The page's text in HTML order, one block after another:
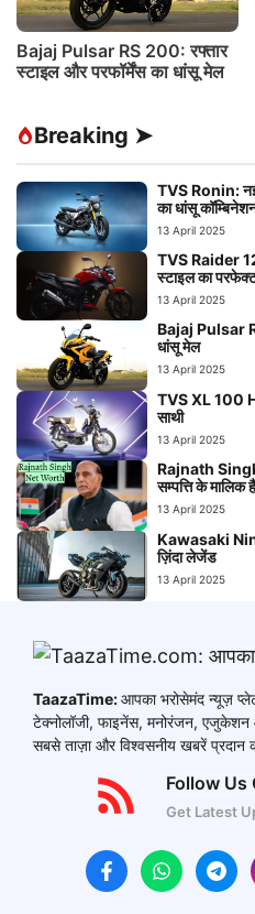
Bajaj Pulsar RS 200: रफ्तार
स्टाइल और परफॉर्मेंस का धांसू मेल
Breaking ➤
TVS Ronin: नई
का धांसू
13 April 2025
TVS Raider
स्टाइल का
13 April 2025
Bajaj Pulsar
धांसू मेल
13 April 2025
TVS XL 100
साथी
13 April 2025
Rajnath
सम्पत्ति के मालिक
13 April 2025
Kawasaki
ज़िंदा लेजेंड
13 April 2025
TaazaTime:आपका भरोसेमंद न्यूज़
टेक्नोलॉजी, फाइनेंस, मनोरंजन, एजुकेशन
सबसे ताज़ा और विश्वसनीय खबरें प्रदान
Follow Us
Get Latest